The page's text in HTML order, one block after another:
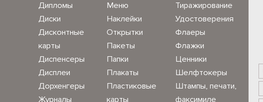
Дипломы
Диски
Дисконтные
карты
Диспенсеры
Дисплеи
Дорхенгеры
Журналы
Меню
Наклейки
Открытки
Пакеты
Папки
Плакаты
Пластиковые
карты
Тиражирование
Удостоверения
Флаеры
Флажки
Ценники
Шелфтокеры
Штампы, печати,
факсимиле